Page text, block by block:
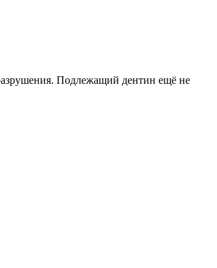
Подлежащий дентин ещё не